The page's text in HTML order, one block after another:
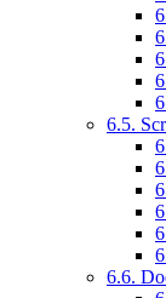
6.5.
6.6.